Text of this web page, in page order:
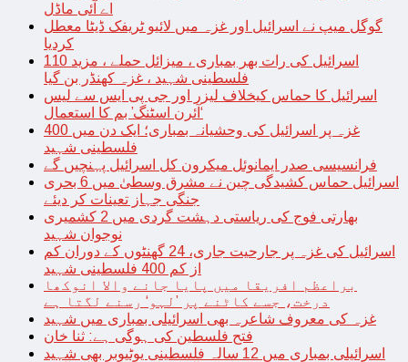
اے آئی ماڈل
گوگل میپ نے اسرائیل اور غزہ میں لائیو ٹریفک ڈیٹا معطل
کردیا
اسرائیل کی رات بھر بمباری ، میزائل حملے ، مزید 110
فلسطینی شہید ، غزہ کھنڈر بن گیا
اسرائیل کا حماس کیخلاف لیزر اور جی پی ایس سے لیس
‘آئرن اسٹنگ’ بم کا استعمال
غزہ پر اسرائیل کی وحشیانہ بمباری؛ ایک دن میں 400
فلسطینی شہید
فرانسیسی صدر ایمانوئل میکرون کل اسرائیل پہنچیں گے
اسرائیل حماس کشیدگی چین نے مشرق وسطیٰ میں 6 بحری
جنگی جہاز تعینات کر دیئے
بھارتی فوج کی ریاستی دہشت گردی میں 2 کشمیری
نوجوان شہید
اسرائیل کی غزہ پر جارحیت جاری، 24 گھنٹوں کے دوران کم
از کم 400 فلسطینی شہید
براعظم افریقا میں پایا جانے والا انوکھا
درخت، جسے کاٹنے پر ’لہو‘ رسنے لگتا ہے
غزہ کی معروف شاعرہ بھی اسرائیلی بمباری میں شہید
فتح فلسطین کی ہوگی ہے: ثنا خان
اسرائیلی بمباری میں 12 سالہ فلسطینی یوٹیوبر بھی شہید